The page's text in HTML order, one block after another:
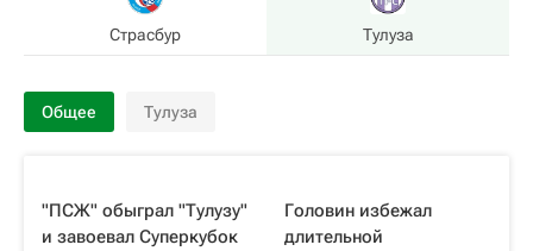
Страсбур Тулуза
Общее Тулуза
"ПСЖ" обыграл "Тулузу"
и завоевал Суперкубок
Головин избежал
длительной